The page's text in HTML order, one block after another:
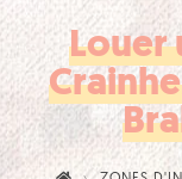
TARIFS
FAQ
CONTACT
Louer